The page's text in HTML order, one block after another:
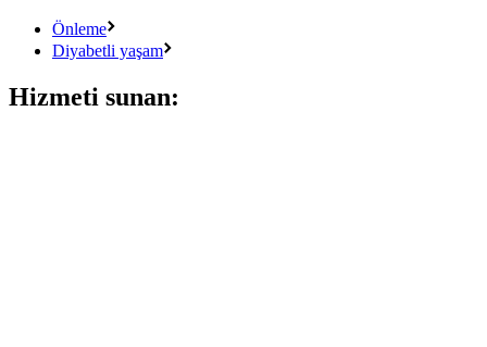
Önleme
Diyabetli yaşam
Hizmeti sunan: